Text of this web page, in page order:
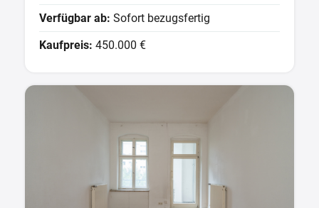
Verfügbar ab: Sofort bezugsfertig
Kaufpreis: 450.000 €